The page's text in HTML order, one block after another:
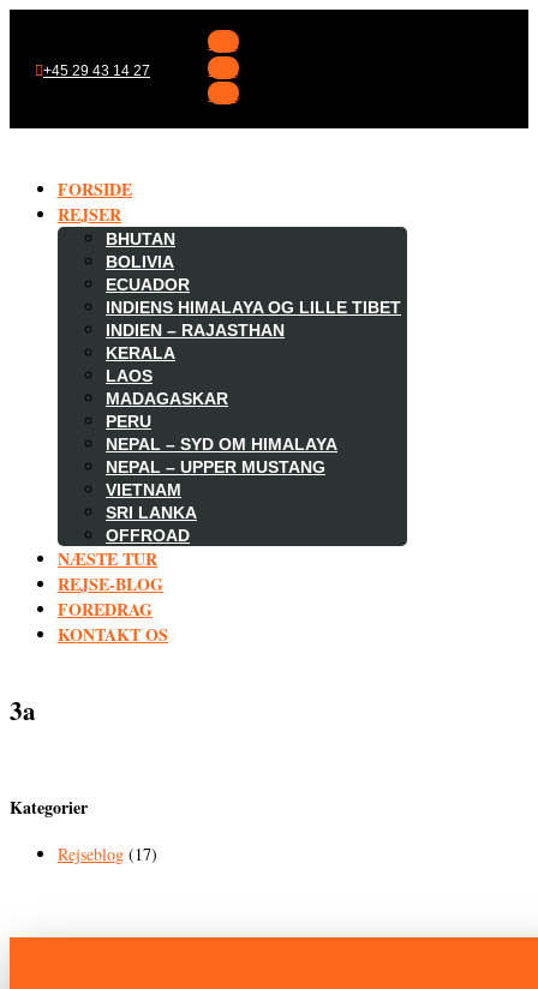
+45 29 43 14 27
Følg
Følg
Følg
FORSIDE
REJSER
BHUTAN
BOLIVIA
ECUADOR
INDIENS HIMALAYA OG LILLE TIBET
INDIEN – RAJASTHAN
KERALA
LAOS
MADAGASKAR
PERU
NEPAL – SYD OM HIMALAYA
NEPAL – UPPER MUSTANG
VIETNAM
SRI LANKA
OFFROAD
NÆSTE TUR
REJSE-BLOG
FOREDRAG
KONTAKT OS
3a
Kategorier
Rejseblog (17)